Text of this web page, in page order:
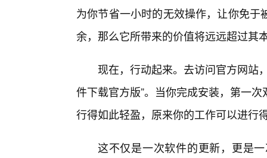
为你节省一小时的无效操作，让你免
余，那么它所带来的价值将远远超过其
现在，行动起来。去访问官方网站
件下载官方版”。当你完成安装，第一
行得如此轻盈，原来你的工作可以进行
这不仅是一次软件的更新，更是